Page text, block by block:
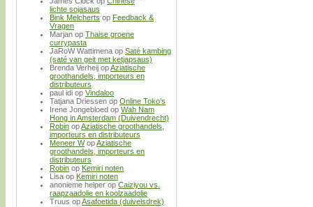
lichte sojasaus
Bink Melcherts op Feedback &
Vragen
Marjan op Thaise groene
currypasta
JaRoW Wattimena op Saté kambing
(saté van geit met ketjapsaus)
Brenda Verheij opAziatische
groothandels, importeurs en
distributeurs
paul idi op Vindaloo
Tatjana Driessen op Online Toko’s
Irene Jongebloed op Wah Nam
Hong in Amsterdam (Duivendrecht)
Robin opAziatische groothandels,
importeurs en distributeurs
Meneer WopAziatische
groothandels, importeurs en
distributeurs
Robin op Kemiri noten
Lisa op Kemiri noten
anonieme helper op Caiziyou vs.
raapzaadolie en koolzaadolie
Truus opAsafoetida (duivelsdrek)